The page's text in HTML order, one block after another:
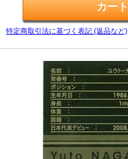
特定商取引法に基づく表記 (返品など)